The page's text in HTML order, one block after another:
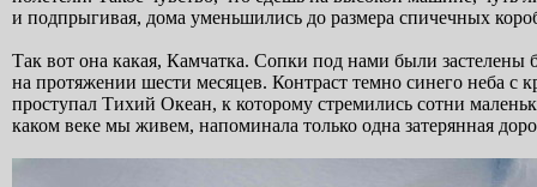
и подпрыгивая, дома уменьшились до размера спичечных
Так вот она какая, Камчатка. Сопки под нами были
на протяжении шести месяцев. Контраст темно синего неба с
проступал Тихий Океан, к которому стремились сотни
каком веке мы живем, напоминала только одна затерянная